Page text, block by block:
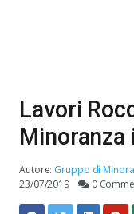
Lavori
Minoranza
Autore: Gruppo di
23/07/2019
0